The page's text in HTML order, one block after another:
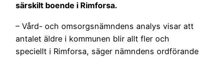
särskilt boende i Rimforsa.
– Vård- och omsorgsnämndens analys visar att
antalet äldre i kommunen blir allt fler och
speciellt i Rimforsa, säger nämndens ordförande